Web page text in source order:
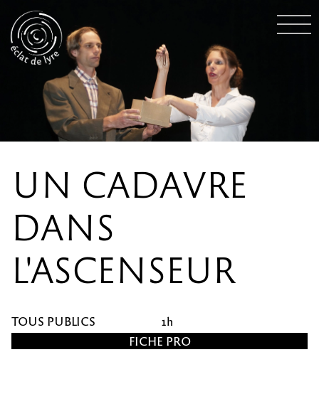
UN CADAVRE
DANS
L'ASCENSEUR
TOUS PUBLICS 1h
FICHE PRO